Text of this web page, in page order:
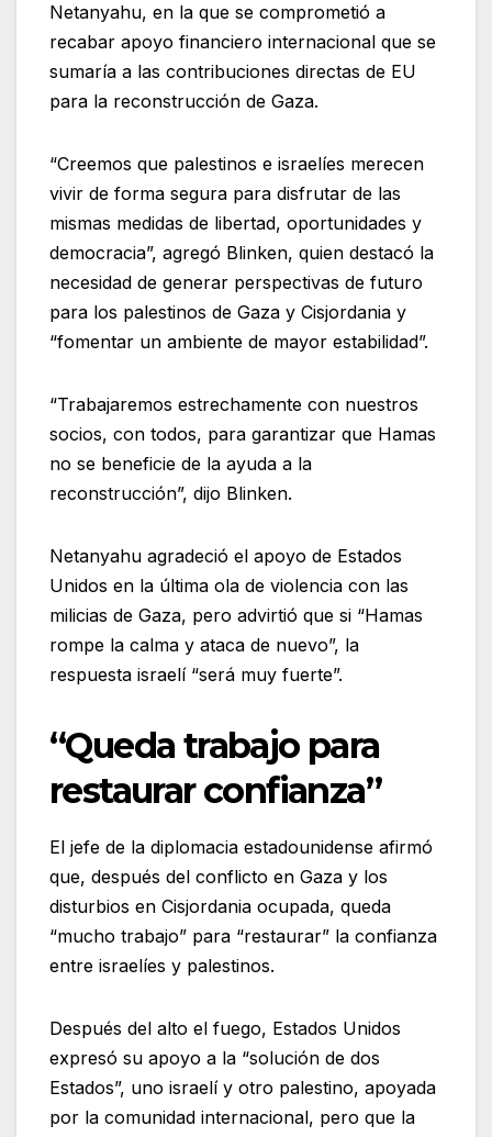
Netanyahu, en la que se comprometió a
recabar apoyo financiero internacional que se
sumaría a las contribuciones directas de EU
para la reconstrucción de Gaza.
“Creemos que palestinos e israelíes merecen
vivir de forma segura para disfrutar de las
mismas medidas de libertad, oportunidades y
democracia”, agregó Blinken, quien destacó la
necesidad de generar perspectivas de futuro
para los palestinos de Gaza y Cisjordania y
“fomentar un ambiente de mayor estabilidad”.
“Trabajaremos estrechamente con nuestros
socios, con todos, para garantizar que Hamas
no se beneficie de la ayuda a la
reconstrucción”, dijo Blinken.
Netanyahu agradeció el apoyo de Estados
Unidos en la última ola de violencia con las
milicias de Gaza, pero advirtió que si “Hamas
rompe la calma y ataca de nuevo”, la
respuesta israelí “será muy fuerte”.
“Queda trabajo para
restaurar confianza”
El jefe de la diplomacia estadounidense afirmó
que, después del conflicto en Gaza y los
disturbios en Cisjordania ocupada, queda
“mucho trabajo” para “restaurar” la confianza
entre israelíes y palestinos.
Después del alto el fuego, Estados Unidos
expresó su apoyo a la “solución de dos
Estados”, uno israelí y otro palestino, apoyada
por la comunidad internacional, pero que la